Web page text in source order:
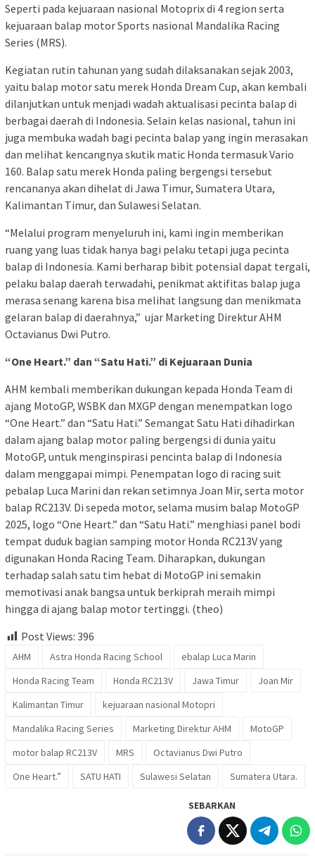
Seperti pada kejuaraan nasional Motoprix di 4 region serta
kejuaraan balap motor Sports nasional Mandalika Racing
Series (MRS).
Kegiatan rutin tahunan yang sudah dilaksanakan sejak 2003,
yaitu balap motor satu merek Honda Dream Cup, akan kembali
dilanjutkan untuk menjadi wadah aktualisasi pecinta balap di
berbagai daerah di Indonesia. Selain kelas nasional, tahun ini
juga membuka wadah bagi pecinta balap yang ingin merasakan
dan melihat kencangnya skutik matic Honda termasuk Vario
160. Balap satu merek Honda paling bergengsi tersebut
rencananya akan dihelat di Jawa Timur, Sumatera Utara,
Kalimantan Timur, dan Sulawesi Selatan.
“Melalui program menyeluruh ini, kami ingin memberikan
ruang yang luas tidak hanya bagi pelaku tetapi juga pecinta
balap di Indonesia. Kami berharap bibit potensial dapat tergali,
pelaku balap daerah terwadahi, penikmat aktifitas balap juga
merasa senang karena bisa melihat langsung dan menikmata
gelaran balap di daerahnya,” ujar Marketing Direktur AHM
Octavianus Dwi Putro.
“One Heart.” dan “Satu Hati.” di Kejuaraan Dunia
AHM kembali memberikan dukungan kepada Honda Team di
ajang MotoGP, WSBK dan MXGP dengan menempatkan logo
“One Heart.” dan “Satu Hati.” Semangat Satu Hati dihadirkan
dalam ajang balap motor paling bergengsi di dunia yaitu
MotoGP, untuk menginspirasi pencinta balap di Indonesia
dalam menggapai mimpi. Penempatan logo di racing suit
pebalap Luca Marini dan rekan setimnya Joan Mir, serta motor
balap RC213V. Di sepeda motor, selama musim balap MotoGP
2025, logo “One Heart.” dan “Satu Hati.” menghiasi panel bodi
tempat duduk bagian samping motor Honda RC213V yang
digunakan Honda Racing Team. Diharapkan, dukungan
terhadap salah satu tim hebat di MotoGP ini semakin
memotivasi anak bangsa untuk berkiprah meraih mimpi
hingga di ajang balap motor tertinggi. (theo)
Post Views: 396
AHM Astra Honda Racing School
ebalap Luca Marin
Honda Racing Team
Honda RC213V Jawa Timur
Joan Mir
Kalimantan Timur
kejuaraan nasional Motopri
Mandalika Racing Series
Marketing Direktur AHM
MotoGP
motor balap RC213V
MRS
Octavianus Dwi Putro
One Heart.”
SATU HATI Sulawesi Selatan Sumatera Utara.
SEBARKAN